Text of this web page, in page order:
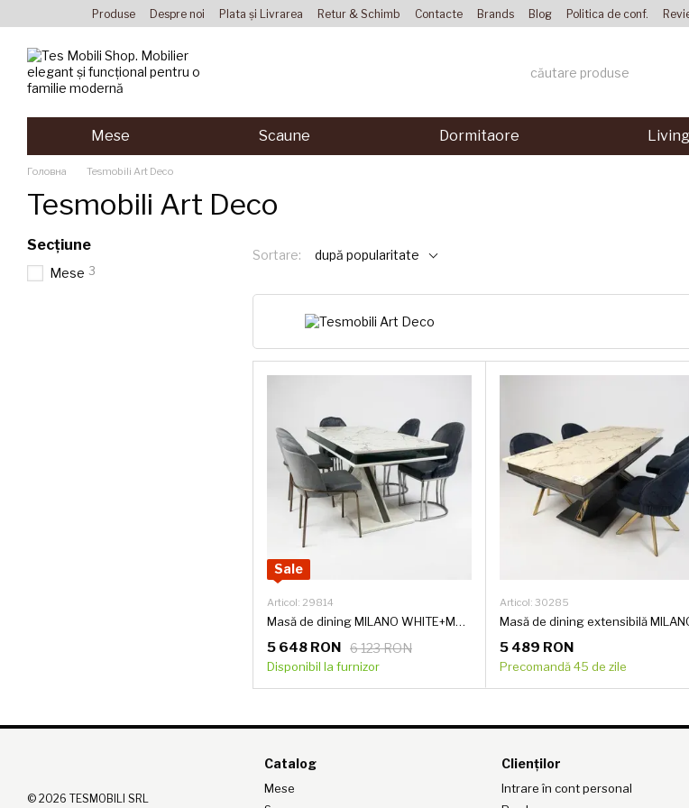
Mergi la conținutul principal
Produse Despre noi Plata și Livrarea Retur & Schimb Contacte Brands Blog Politica de conf.
Acordul utilizatorului
Mese Scaune Dormitaore Living
Головна Tesmobili Art Deco
Tesmobili Art Deco
Sortare: după popularitate
Sale
Articol: 29814
Masă de dining MILANO WHITE+MARBLE TOP+NIKEL 180/220/260*95*77 cm
6 123 RON
5 648 RON
Disponibil la furnizor
Articol: 30285
5 489 RON
Precomandă 45 de zile
Secțiune
Mese 3
© 2026 TESMOBILI SRL
Catalog
Mese
Clienților
Intrare în cont personal